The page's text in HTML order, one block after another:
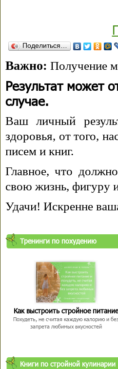
Поделиться…
Важно: Получение
Результат может
случае.
Ваш личный
здоровья, от того,
писем и книг.
Главное, что
свою жизнь, фигуру
Удачи! Искренне
Тренинги по похудению
Как выстроить стройное питание
Похудеть, не считая каждую калорию и
запрета любимых вкусностей
Книги по стройной кулинарии